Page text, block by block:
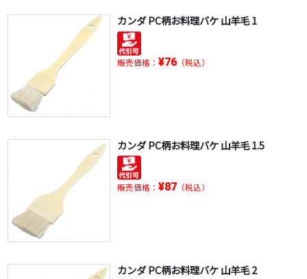
カンダ PC柄お料理バケ 山羊毛 1
販売価格： ¥76（税込）
カンダ PC柄お料理バケ 山羊毛 1.5
販売価格： ¥87（税込）
カンダ PC柄お料理バケ 山羊毛 2